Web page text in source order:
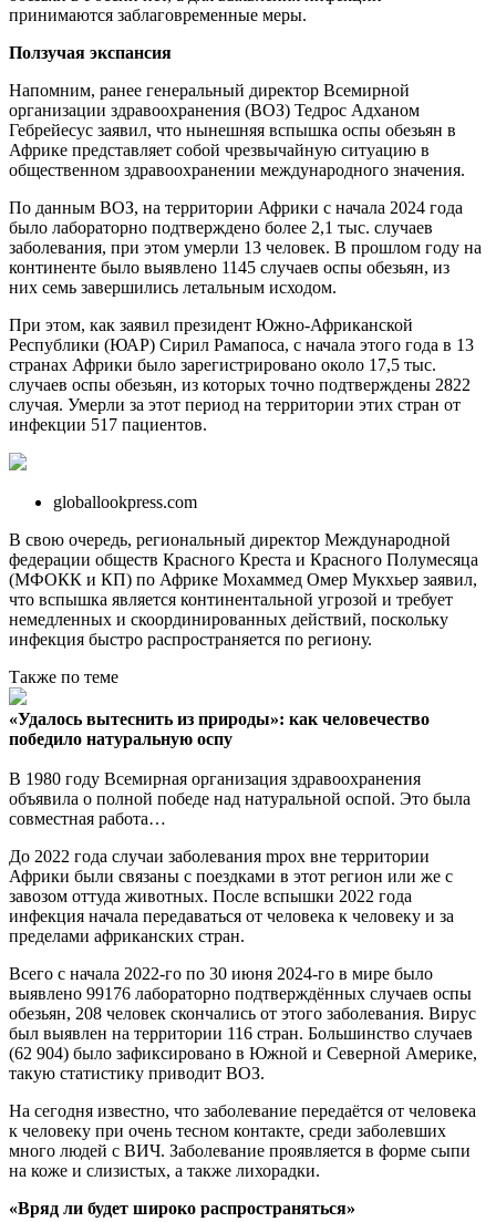
принимаются заблаговременные меры.
Ползучая экспансия
Напомним, ранее генеральный директор Всемирной
организации здравоохранения (ВОЗ) Тедрос Адханом
Гебрейесус заявил, что нынешняя вспышка оспы обезьян в
Африке представляет собой чрезвычайную ситуацию в
общественном здравоохранении международного значения.
По данным ВОЗ, на территории Африки с начала 2024 года
было лабораторно подтверждено более 2,1 тыс. случаев
заболевания, при этом умерли 13 человек. В прошлом году на
континенте было выявлено 1145 случаев оспы обезьян, из
них семь завершились летальным исходом.
При этом, как заявил президент Южно-Африканской
Республики (ЮАР) Сирил Рамапоса, с начала этого года в 13
странах Африки было зарегистрировано около 17,5 тыс.
случаев оспы обезьян, из которых точно подтверждены 2822
случая. Умерли за этот период на территории этих стран от
инфекции 517 пациентов.
globallookpress.com
В свою очередь, региональный директор Международной
федерации обществ Красного Креста и Красного Полумесяца
(МФОКК и КП) по Африке Мохаммед Омер Мукхьер заявил,
что вспышка является континентальной угрозой и требует
немедленных и скоординированных действий, поскольку
инфекция быстро распространяется по региону.
Также по теме
«Удалось вытеснить из природы»: как человечество
победило натуральную оспу
В 1980 году Всемирная организация здравоохранения
объявила о полной победе над натуральной оспой. Это была
совместная работа…
До 2022 года случаи заболевания mpox вне территории
Африки были связаны с поездками в этот регион или же с
завозом оттуда животных. После вспышки 2022 года
инфекция начала передаваться от человека к человеку и за
пределами африканских стран.
Всего с начала 2022-го по 30 июня 2024-го в мире было
выявлено 99176 лабораторно подтверждённых случаев оспы
обезьян, 208 человек скончались от этого заболевания. Вирус
был выявлен на территории 116 стран. Большинство случаев
(62 904) было зафиксировано в Южной и Северной Америке,
такую статистику приводит ВОЗ.
На сегодня известно, что заболевание передаётся от человека
к человеку при очень тесном контакте, среди заболевших
много людей с ВИЧ. Заболевание проявляется в форме сыпи
на коже и слизистых, а также лихорадки.
«Вряд ли будет широко распространяться»